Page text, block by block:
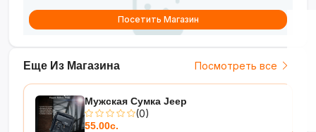
Еще Из Магазина Посмотреть все
Мужская Сумка Jeep
(0)
55.00с.
Посетить Магазин